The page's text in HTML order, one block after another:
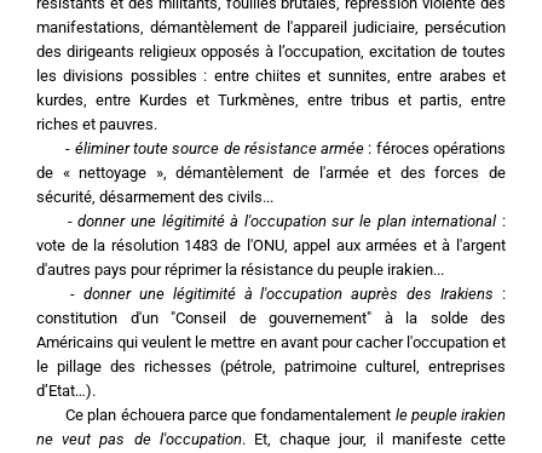
manifestations, démantèlement de l'appareil judiciaire, persécution
des dirigeants religieux opposés à l’occupation, excitation de toutes
les divisions possibles : entre chiites et sunnites, entre arabes et
kurdes, entre Kurdes et Turkmènes, entre tribus et partis, entre
riches et pauvres.
	-
éliminer toute source de résistance armée : féroces opérations
de « nettoyage », démantèlement de l'armée et des forces de
sécurité, désarmement des civils...
	-
donner une légitimité à l'occupation sur le plan international :
vote de la résolution 1483 de l'ONU, appel aux armées et à l'argent
d'autres pays pour réprimer la résistance du peuple irakien...
	-
donner une légitimité à l'occupation auprès des Irakiens :
constitution d'un "Conseil de gouvernement" à la solde des
Américains qui veulent le mettre en avant pour cacher l'occupation et
le pillage des richesses (pétrole, patrimoine culturel, entreprises
d’Etat…).
	Ce plan échouera parce que fondamentalement
le peuple irakien
ne veut pas de l'occupation. Et, chaque jour, il manifeste cette